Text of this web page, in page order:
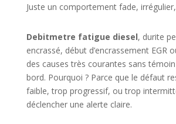
Juste un comportement fade,
Debitmetre fatigue diesel, durite
encrassé, début d’encrassement EGR
des causes très courantes sans
bord. Pourquoi ? Parce que le défaut
faible, trop progressif, ou trop
déclencher une alerte claire.